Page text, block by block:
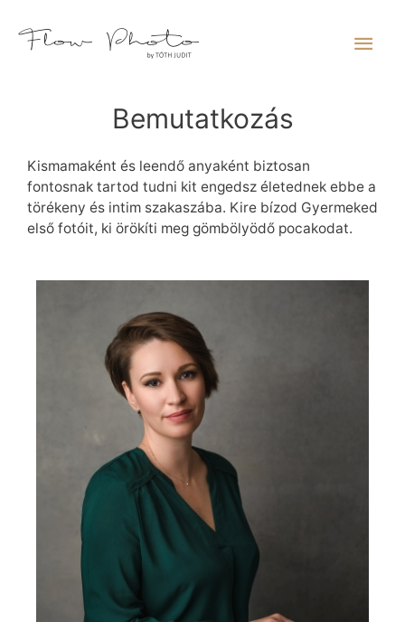
Bemutatkozás
Kismamaként és leendő anyaként biztosan
fontosnak tartod tudni kit engedsz életednek ebbe a
törékeny és intim szakaszába. Kire bízod Gyermeked
első fotóit, ki örökíti meg gömbölyödő pocakodat.